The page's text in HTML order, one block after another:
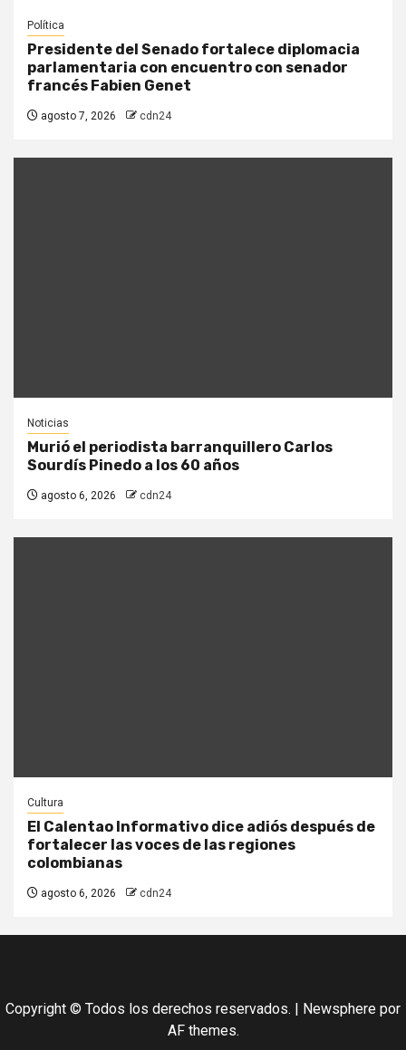
Política
Presidente del Senado fortalece diplomacia
parlamentaria con encuentro con senador
francés Fabien Genet
agosto 7, 2026 cdn24
Noticias
Murió el periodista barranquillero Carlos
Sourdís Pinedo a los 60 años
agosto 6, 2026 cdn24
Cultura
El Calentao Informativo dice adiós después de
fortalecer las voces de las regiones
colombianas
agosto 6, 2026 cdn24
Copyright © Todos los derechos reservados. | Newsphere por
AF themes.